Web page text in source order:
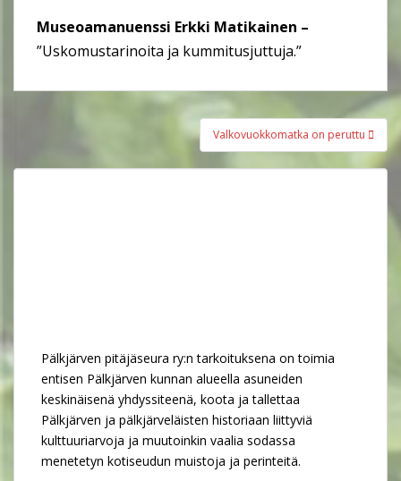
Museoamanuenssi Erkki Matikainen –
”Uskomustarinoita ja kummitusjuttuja.”
Artikkelien
Valkovuokkomatka on peruttu
Pälkjärven pitäjäseura ry:n tarkoituksena on toimia
entisen Pälkjärven kunnan alueella asuneiden
keskinäisenä yhdyssiteenä, koota ja tallettaa
Pälkjärven ja pälkjärveläisten historiaan liittyviä
kulttuuriarvoja ja muutoinkin vaalia sodassa
menetetyn kotiseudun muistoja ja perinteitä.